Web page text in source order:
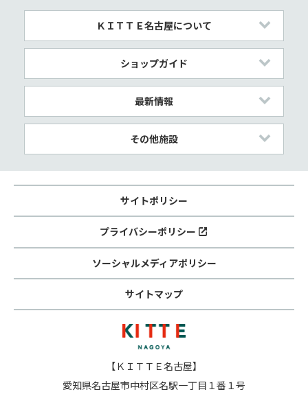
ＫＩＴＴＥ名古屋について
ショップガイド
最新情報
その他施設
サイトポリシー
プライバシーポリシー
ソーシャルメディアポリシー
サイトマップ
【ＫＩＴＴＥ名古屋】
愛知県名古屋市中村区名駅一丁目１番１号